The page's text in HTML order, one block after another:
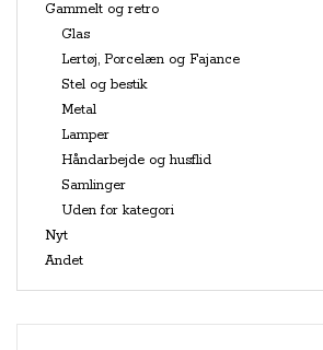
Gammelt og retro
Glas
Lertøj, Porcelæn og Fajance
Stel og bestik
Metal
Lamper
Håndarbejde og husflid
Samlinger
Uden for kategori
Nyt
Andet